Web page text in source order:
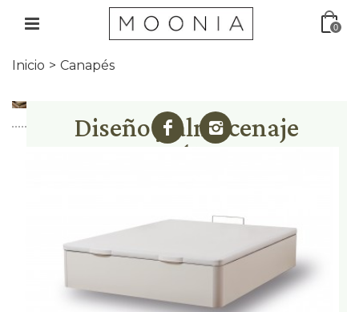
0
Inicio > Canapés
Diseño y almacenaje
extra
en condiciones óptimas, otorgar
una gran traspirabilidad a su
colchón. Su diseño elegante y
sencillo otorga a su habitación un
Con los canapés de Moonia, usted